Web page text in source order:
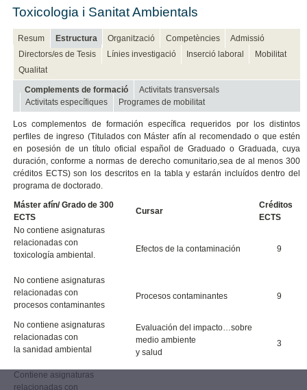
Toxicologia i Sanitat Ambientals
Resum Estructura Organització Competències
Admissió
Directors/es de Tesis
Línies investigació Inserció laboral
Mobilitat
Qualitat
Complements de formació
Activitats transversals
Activitats específiques
Programes de mobilitat
Los complementos de formación específica requeridos por los distintos
perfiles de ingreso (Titulados con Máster afín al recomendado o que estén
en posesión de un título oficial español de Graduado o Graduada, cuya
duración, conforme a normas de derecho comunitario,sea de al menos 300
créditos ECTS) son los descritos en la tabla y estarán incluídos dentro del
programa de doctorado.
Máster afín/ Grado de 300
ECTS
Cursar
Créditos
ECTS
No contiene asignaturas
relacionadas con
toxicología ambiental.
Efectos de la contaminación 9
No contiene asignaturas
relacionadas con
procesos contaminantes
Procesos contaminantes 9
No contiene asignaturas
relacionadas con
la sanidad ambiental
Evaluación del impacto…sobre
medio ambiente
y salud
3
Contiene asignaturas
relacionadas con